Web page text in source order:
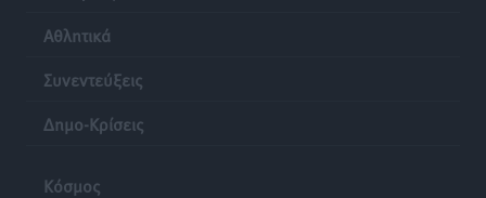
Αθλητικά
Συνεντεύξεις
Δημο-Κρίσεις
Κόσμος